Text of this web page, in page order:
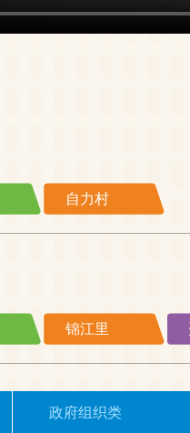
自力村
锦江里
政府组织类